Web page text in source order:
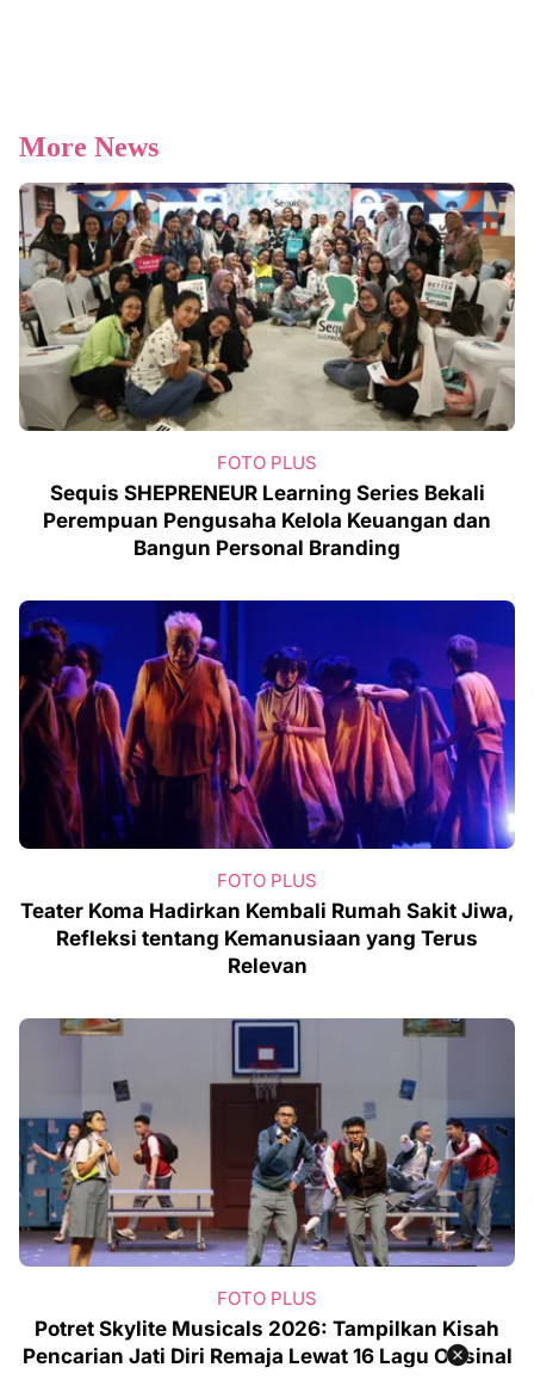
More News
FOTO PLUS
Sequis SHEPRENEUR Learning Series Bekali
Perempuan Pengusaha Kelola Keuangan dan
Bangun Personal Branding
FOTO PLUS
Teater Koma Hadirkan Kembali Rumah Sakit Jiwa,
Refleksi tentang Kemanusiaan yang Terus
Relevan
FOTO PLUS
Potret Skylite Musicals 2026: Tampilkan Kisah
Pencarian Jati Diri Remaja Lewat 16 Lagu Orisinal